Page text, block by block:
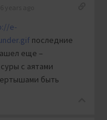
e-
последние
еще –
с аятами
быть